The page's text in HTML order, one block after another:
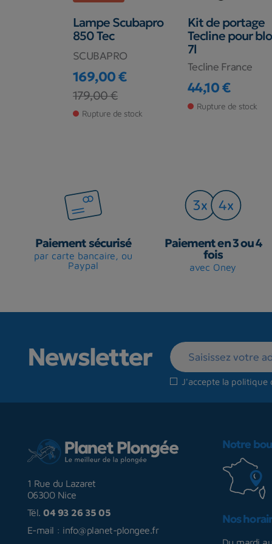
Lampe Scubapro
850 Tec
SCUBAPRO
Prix
169,00 €
Prix de base
179,00 €
Rupture de stock
Kit de portage
Tecline pour
7l
Tecline France
Prix
44,10 €
Rupture de stock
Paiement sécurisé
par carte bancaire, ou
Paypal
Paiement en 3 ou 4
fois
avec Oney
Newsletter
J'accepte la politique
1 Rue du Lazaret
06300 Nice
Tél. 04 93 26 35 05
E-mail : info@planet-plongee.fr
Notre
Nos